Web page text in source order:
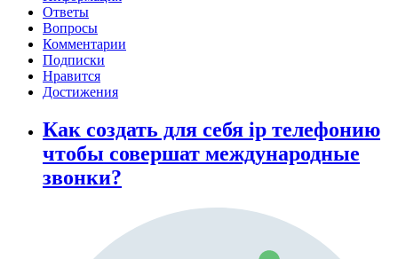
Ответы
Вопросы
Комментарии
Подписки
Нравится
Достижения
Как создать для себя ip телефонию
чтобы совершат международные
звонки?